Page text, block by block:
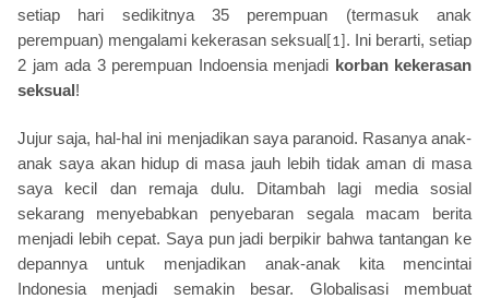
setiap hari sedikitnya 35 perempuan (termasuk anak
perempuan) mengalami kekerasan seksual [1] . Ini berarti, setiap
2 jam ada 3 perempuan Indoensia menjadi korban kekerasan
seksual!
Jujur saja, hal-hal ini menjadikan saya paranoid. Rasanya anak-
anak saya akan hidup di masa jauh lebih tidak aman di masa
saya kecil dan remaja dulu. Ditambah lagi media sosial
sekarang menyebabkan penyebaran segala macam berita
menjadi lebih cepat. Saya pun jadi berpikir bahwa tantangan ke
depannya untuk menjadikan anak-anak kita mencintai
Indonesia menjadi semakin besar. Globalisasi membuat